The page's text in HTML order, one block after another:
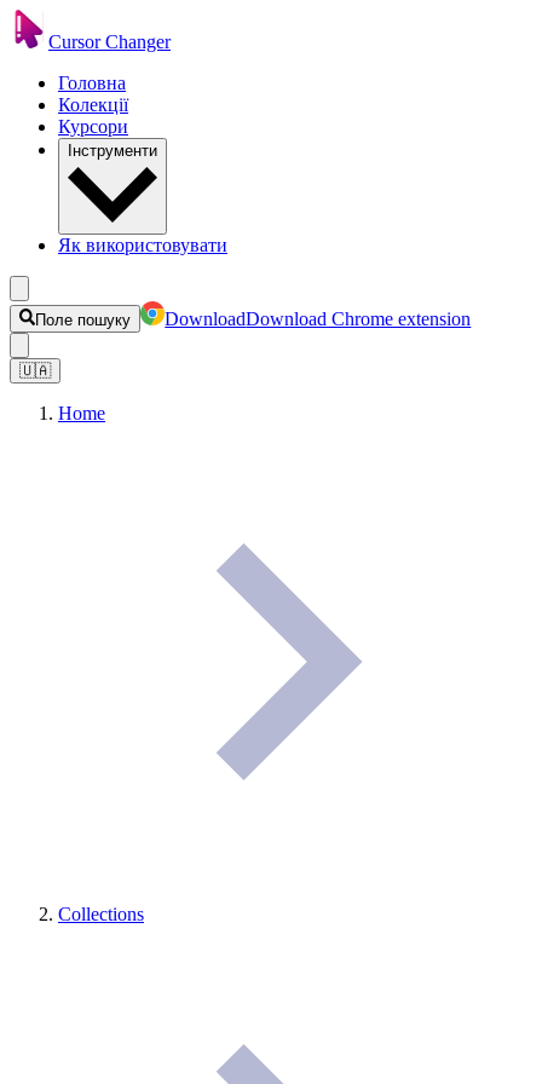
Cursor Changer
Головна
Колекції
Курсори
Інструменти
Як використовувати
Поле пошуку DownloadDownload Chrome extension
🇺🇦
Home
Collections